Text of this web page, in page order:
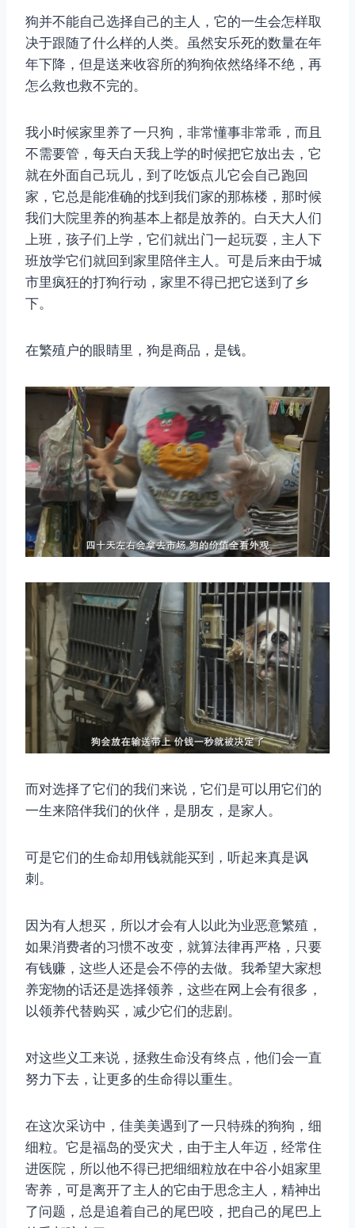
狗并不能自己选择自己的主人，它的一生会怎样取
决于跟随了什么样的人类。虽然安乐死的数量在年
年下降，但是送来收容所的狗狗依然络绎不绝，再
怎么救也救不完的。
我小时候家里养了一只狗，非常懂事非常乖，而且
不需要管，每天白天我上学的时候把它放出去，它
就在外面自己玩儿，到了吃饭点儿它会自己跑回
家，它总是能准确的找到我们家的那栋楼，那时候
我们大院里养的狗基本上都是放养的。白天大人们
上班，孩子们上学，它们就出门一起玩耍，主人下
班放学它们就回到家里陪伴主人。可是后来由于城
市里疯狂的打狗行动，家里不得已把它送到了乡
下。
在繁殖户的眼睛里，狗是商品，是钱。
而对选择了它们的我们来说，它们是可以用它们的
一生来陪伴我们的伙伴，是朋友，是家人。
可是它们的生命却用钱就能买到，听起来真是讽
刺。
因为有人想买，所以才会有人以此为业恶意繁殖，
如果消费者的习惯不改变，就算法律再严格，只要
有钱赚，这些人还是会不停的去做。我希望大家想
养宠物的话还是选择领养，这些在网上会有很多，
以领养代替购买，减少它们的悲剧。
对这些义工来说，拯救生命没有终点，他们会一直
努力下去，让更多的生命得以重生。
在这次采访中，佳美美遇到了一只特殊的狗狗，细
细粒。它是福岛的受灾犬，由于主人年迈，经常住
进医院，所以他不得已把细细粒放在中谷小姐家里
寄养，可是离开了主人的它由于思念主人，精神出
了问题，总是追着自己的尾巴咬，把自己的尾巴上